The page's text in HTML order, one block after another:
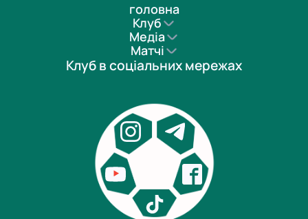
головна
Клуб
Медіа
Матчі
Клуб в соціальних мережах